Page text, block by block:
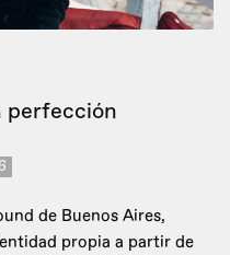
perfección
de Buenos Aires,
propia a partir de